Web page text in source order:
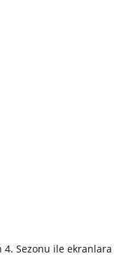
4. Sezonu ile ekranlara